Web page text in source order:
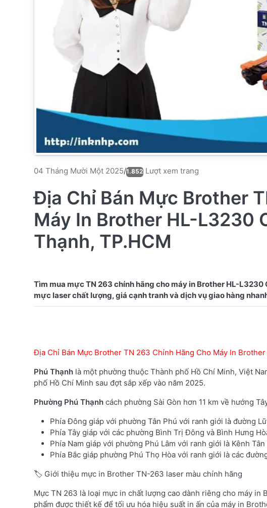
04 Tháng Mười Một 2025/1.852 Lượt xem trang
Địa Chỉ Bán Mực Brother
Máy In Brother HL-L3230
Thạnh, TP.HCM
Tìm mua mực TN 263 chính hãng cho máy in Brother HL-
Địa Chỉ Bán Mực Brother TN 263 Chính Hãng Cho Máy In
Phú Thạnh là một phường thuộc Thành phố Hồ Chí Minh, Việt
phố Hồ Chí Minh sau đợt sắp xếp vào năm 2025.
Phường Phú Thạnh cách phường Sài Gòn hơn 11 km về hướng
Phía Đông giáp với phường Tân Phú với ranh giới là đường
Phía Tây giáp với các phường Bình Trị Đông và Bình Hưng
Phía Nam giáp với phường Phú Lâm với ranh giới là Kênh
Phía Bắc giáp phường Phú Thọ Hòa với ranh giới là các
🏷️ Giới thiệu mực in Brother TN-263 laser màu chính hãng
Mực TN 263 là loại mực in chất lượng cao dành riêng cho máy in
phẩm được thiết kế để tối ưu hóa hiệu suất in ấn của máy in